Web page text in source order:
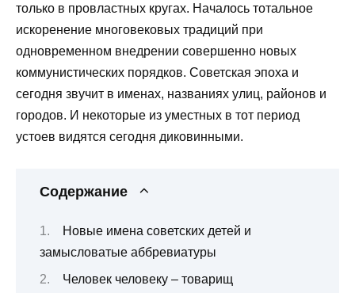
только в провластных кругах. Началось тотальное
искоренение многовековых традиций при
одновременном внедрении совершенно новых
коммунистических порядков. Советская эпоха и
сегодня звучит в именах, названиях улиц, районов и
городов. И некоторые из уместных в тот период
устоев видятся сегодня диковинными.
Содержание
Новые имена советских детей и
замысловатые аббревиатуры
Человек человеку – товарищ